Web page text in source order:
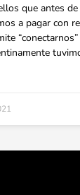
que antes
a pagar con